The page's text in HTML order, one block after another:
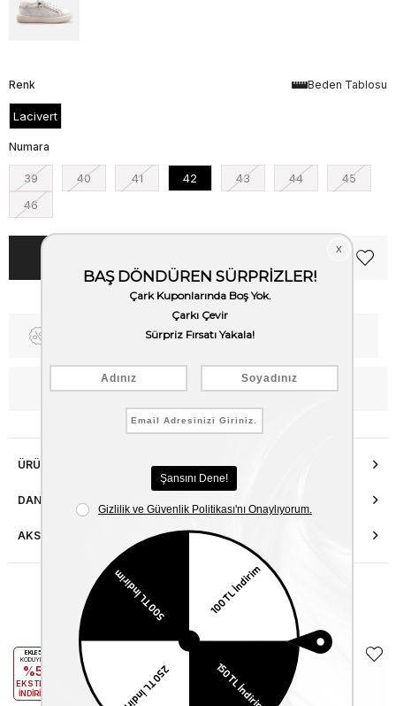
Beden Tablosu
Renk
Lacivert
Numara
39 40 41 42 43 44
45
46
Fiyat Düşünce Haber Ver
WhatsApp’tan Bilgi Al
ÜRÜN ÖZELLIKLERI
DANIŞMA HATTI
AKSESUAR ONARIMI
Benzer Ürünler
EKLE5
KODUYLA
%5
EKSTRA
İNDİRİM
%5
EKSTRA
İNDİRİM